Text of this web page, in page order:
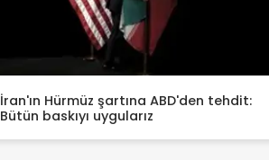
İran'ın Hürmüz şartına ABD'den tehdit:
Bütün baskıyı uygularız